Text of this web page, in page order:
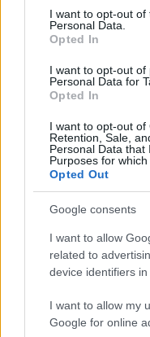
I want to opt-out of
Personal Data.
Opted In
I want to opt-out of
Personal Data for
Opted In
I want to opt-out of
Retention, Sale,
Personal Data that
Purposes for which
Opted Out
Google consents
I want to allow
related to
device identifiers in
I want to allow my
Google for online
14:25 Intervista a
sfregiato con l’acido
messa in onda
censura.
#CRISANTI #CTS
#LOCKDOWN
#SILVIO BERLUSCONI